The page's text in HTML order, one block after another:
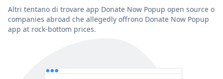
Altri tentano di trovare app Donate Now Popup open source o
companies abroad che allegedly offrono Donate Now Popup
app at rock-bottom prices.